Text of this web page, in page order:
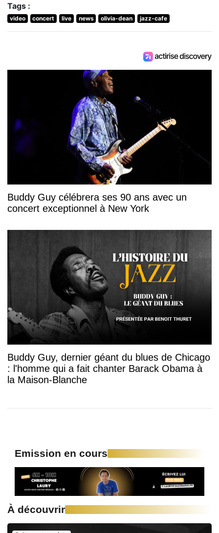
Tags :
video concert live news olivia-dean jazz-cafe
Buddy Guy célébrera ses 90 ans avec un
concert exceptionnel à New York
Buddy Guy, dernier géant du blues de Chicago
: l'homme qui a fait chanter Barack Obama à
la Maison-Blanche
Emission en cours
À découvrir